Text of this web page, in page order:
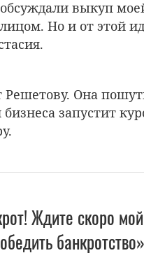
выкуп
Но и от этой
Решетову. Она
запустит
Ждите скоро мой